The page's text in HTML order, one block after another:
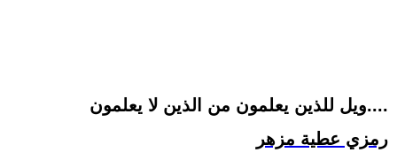
ويل للذين يعلمون من الذين لا يعلمون....
رمزي عطية مزهر